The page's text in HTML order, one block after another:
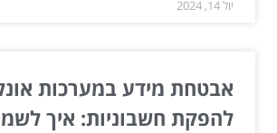
יול 14, 2024
אבטחת מידע במערכות
להפקת חשבוניות: איך